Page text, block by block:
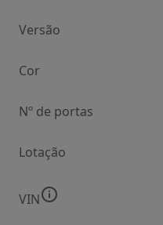
Versão
Cor
Nº de portas
Lotação
VIN